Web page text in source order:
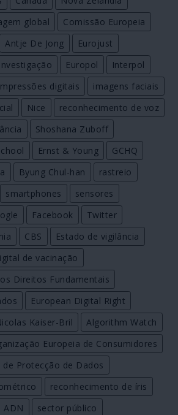
global
Comissão Europeia
Antje De Jong
Eurojust
Europol
Interpol
digitais
imagens faciais
Nice
reconhecimento de voz
Shoshana Zuboff
Ernst & Young
GCHQ
Byung Chul-han
rastreio
smartphones
sensores
Facebook
Twitter
CBS
Estado de vigilância
de vacinação
Direitos Fundamentais
European Digital Right
Kaiser-Bril
Algorithm Watch
Europeia de Consumidores
de Protecção de Dados
reconhecimento de íris
ADN
sector público